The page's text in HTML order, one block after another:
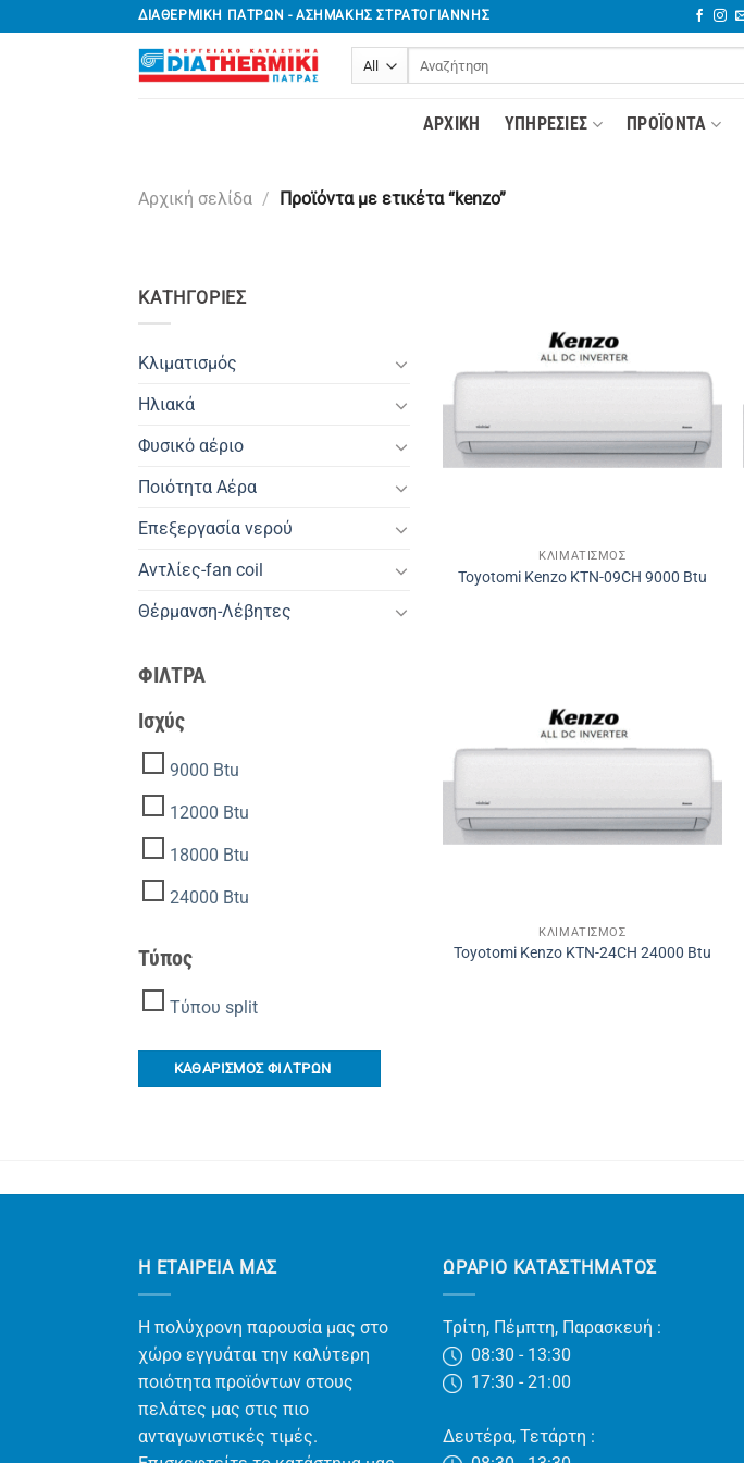
στο
ΔΙΑΘΕΡΜΙΚΗ ΠΑΤΡΩΝ - ΑΣΗΜΑΚΗΣ ΣΤΡΑΤΟΓΙΑΝΝΗΣ
Αναζήτηση
για:
ΑΡΧΙΚΉ YΠΗΡΕΣΊΕΣ ΠΡΟΪΌΝΤΑ
Αρχική σελίδα / Προϊόντα με ετικέτα “kenzo”
ΚΑΤΗΓΟΡΊΕΣ
Κλιματισμός
Ηλιακά
Φυσικό αέριο
Ποιότητα Αέρα
Επεξεργασία νερού
Αντλίες-fan coil
Θέρμανση-Λέβητες
ΦΙΛΤΡΑ
Ισχύς
9000 Btu
12000 Btu
18000 Btu
24000 Btu
Τύπος
Τύπου split
ΚΑΘΑΡΙΣΜΟΣ ΦΙΛΤΡΩΝ
ΚΛΙΜΑΤΙΣΜΌΣ
Toyotomi Kenzo KTN-09CH 9000 Btu
ΚΛΙΜΑΤΙΣΜΌΣ
Toyotomi Kenzo KTN-24CH 24000 Btu
Η ΕΤΑΙΡΕΊΑ ΜΑΣ
Η πολύχρονη παρουσία μας στο
χώρο εγγυάται την καλύτερη
ποιότητα προϊόντων στους
πελάτες μας στις πιο
ανταγωνιστικές τιμές.
ΩΡΑΡΙΟ ΚΑΤΑΣΤΗΜΑΤΟΣ
Τρίτη, Πέμπτη, Παρασκευή :
08:30 - 13:30
17:30 - 21:00
Δευτέρα, Τετάρτη :